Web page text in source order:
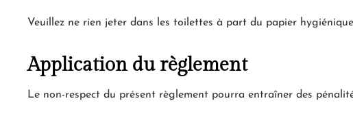
Veuillez ne rien jeter dans les toilettes à part du papier
Application du règlement
Le non-respect du présent règlement pourra entraîner des